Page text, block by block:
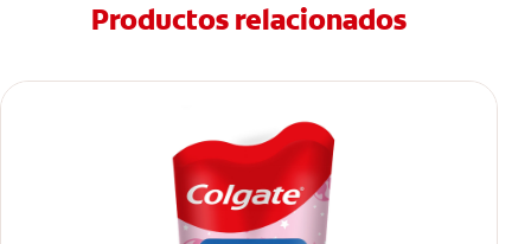
Productos relacionados